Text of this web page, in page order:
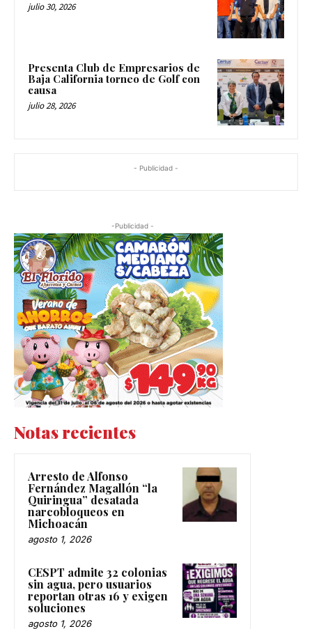
julio 30, 2026
Presenta Club de Empresarios de
Baja California torneo de Golf con
causa
julio 28, 2026
- Publicidad -
-Publicidad -
Notas recientes
Arresto de Alfonso
Fernández Magallón “la
Quiringua” desatada
narcobloqueos en
Michoacán
agosto 1, 2026
CESPT admite 32 colonias
sin agua, pero usuarios
reportan otras 16 y exigen
soluciones
agosto 1, 2026